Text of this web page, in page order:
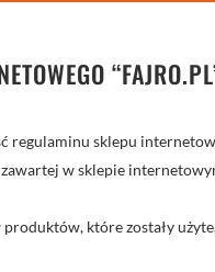
sklepu
w sklepie
które zostały